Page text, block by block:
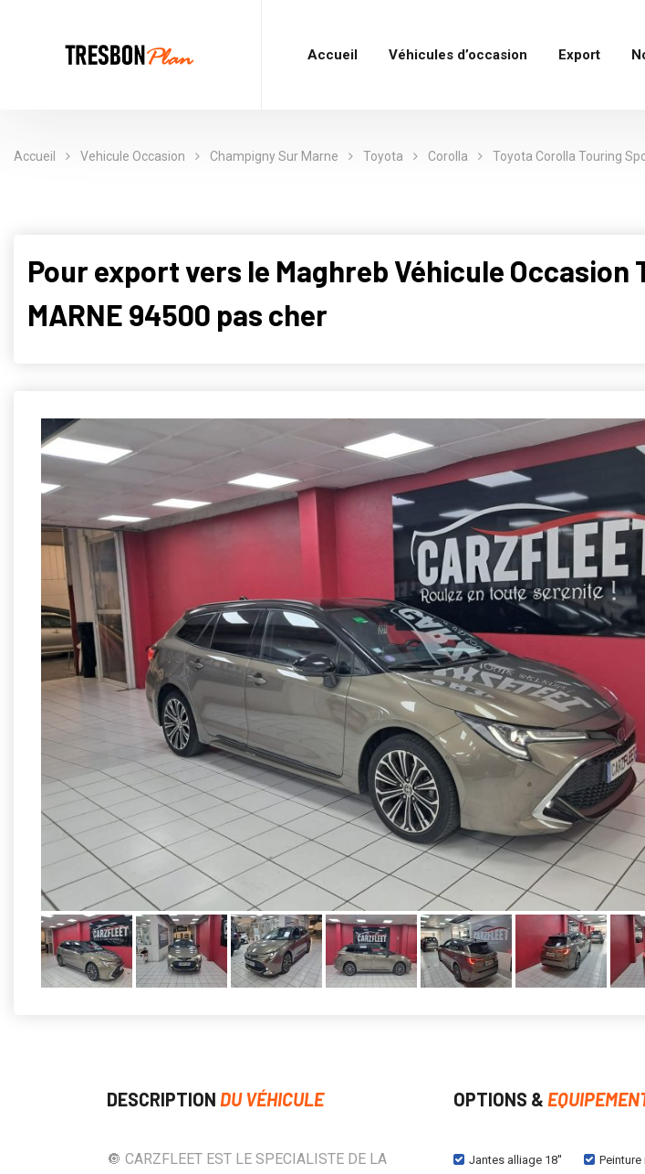
Accueil Véhicules d’occasion Export
Accueil Vehicule Occasion Champigny Sur Marne Toyota Corolla Toyota Corolla Touring
Pour export vers le Maghreb Véhicule Occasion
MARNE 94500 pas cher
DESCRIPTION DU VÉHICULE
🔘 CARZFLEET EST LE SPECIALISTE DE LA
OPTIONS &
Jantes alliage 18''